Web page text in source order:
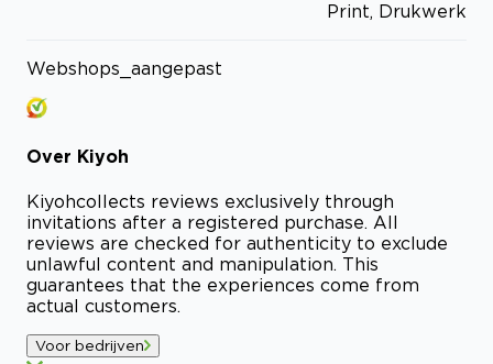
Print, Drukwerk
Webshops_aangepast
Over Kiyoh
Kiyohcollects reviews exclusively through
invitations after a registered purchase. All
reviews are checked for authenticity to exclude
unlawful content and manipulation. This
guarantees that the experiences come from
actual customers.
Voor bedrijven